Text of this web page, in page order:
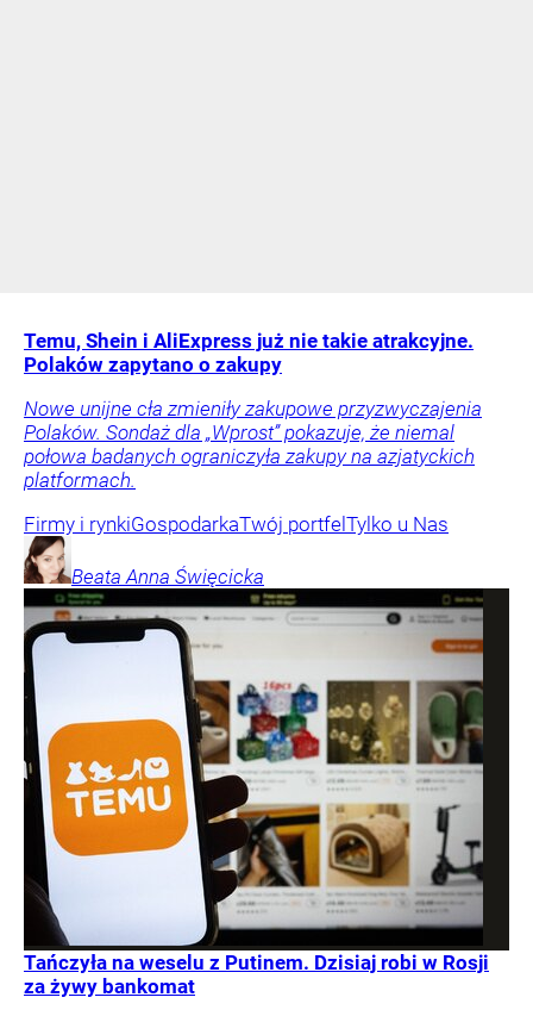
Temu, Shein i AliExpress już nie takie atrakcyjne.
Polaków zapytano o zakupy
Nowe unijne cła zmieniły zakupowe przyzwyczajenia
Polaków. Sondaż dla „Wprost” pokazuje, że niemal
połowa badanych ograniczyła zakupy na azjatyckich
platformach.
Firmy i rynkiGospodarkaTwój portfelTylko u Nas
Beata Anna Święcicka
Tańczyła na weselu z Putinem. Dzisiaj robi w Rosji
za żywy bankomat